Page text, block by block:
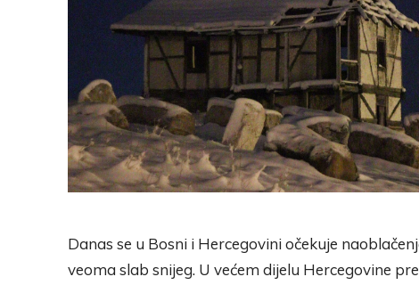
Danas se u Bosni i Hercegovini očekuje
veoma slab snijeg. U većem dijelu Hercegovine